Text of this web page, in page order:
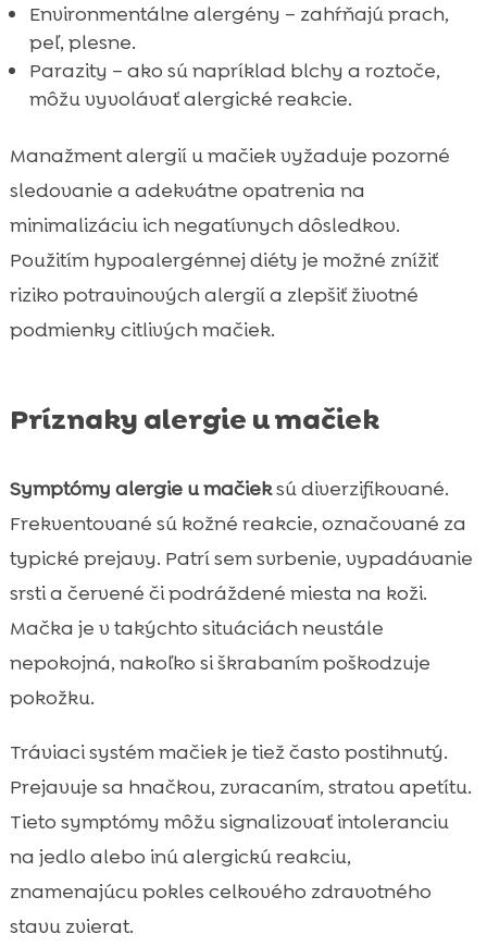
Environmentálne alergény – zahŕňajú prach,
peľ, plesne.
Parazity – ako sú napríklad blchy a roztoče,
môžu vyvolávať alergické reakcie.
Manažment alergií u mačiek vyžaduje pozorné
sledovanie a adekvátne opatrenia na
minimalizáciu ich negatívnych dôsledkov.
Použitím hypoalergénnej diéty je možné znížiť
riziko potravinových alergií a zlepšiť životné
podmienky citlivých mačiek.
Príznaky alergie u mačiek
Symptómy alergie u mačieksú diverzifikované.
Frekventované sú kožné reakcie, označované za
typické prejavy. Patrí sem svrbenie, vypadávanie
srsti a červené či podráždené miesta na koži.
Mačka je v takýchto situáciách neustále
nepokojná, nakoľko si škrabaním poškodzuje
pokožku.
Tráviaci systém mačiek je tiež často postihnutý.
Prejavuje sa hnačkou, zvracaním, stratou apetítu.
Tieto symptómy môžu signalizovať intoleranciu
na jedlo alebo inú alergickú reakciu,
znamenajúcu pokles celkového zdravotného
stavu zvierat.